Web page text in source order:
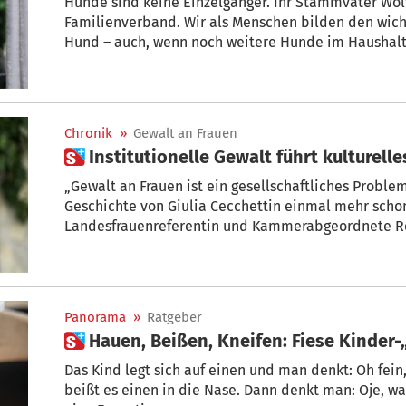
Familienverband. Wir als Menschen bilden den
Hund – auch, wenn noch weitere Hunde im
Chronik » Gewalt an Frauen
 Institutionelle Gewalt führt
„Gewalt an Frauen ist ein gesellschaftliches
Geschichte von Giulia Cecchettin einmal mehr
Landesfrauenreferentin und Kammerabgeordnete
erfahren würden.
Panorama » Ratgeber
 Hauen, Beißen, Kneifen: Fiese
Das Kind legt sich auf einen und man denkt: Oh
beißt es einen in die Nase. Dann denkt man: Oje,